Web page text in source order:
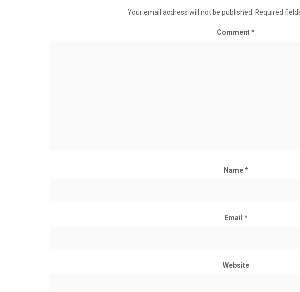
Your email address will not be published. Required
Comment*
Name*
Email *
Website